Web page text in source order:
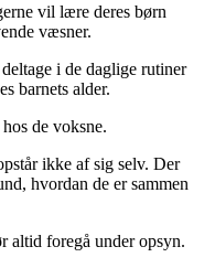
vil lære deres børn
væsner.
i de daglige rutiner
barnets alder.
de voksne.
ikke af sig selv. Der
hvordan de er sammen
altid foregå under opsyn.